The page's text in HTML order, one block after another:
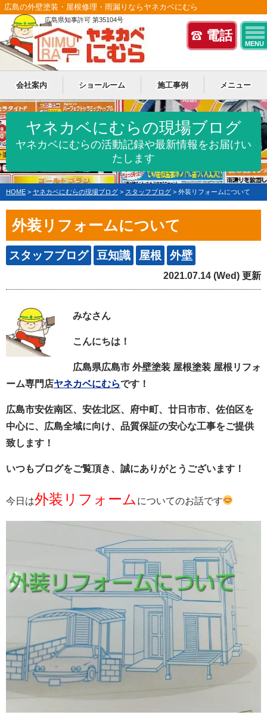
電話
MENU
広島の外壁塗装・屋根修理・雨漏りならヤネカベにむら
広島県知事許可 第35104号
会社案内 ショールーム 施工事例 メニュー
ヤネカベにむらの現場ブログ
ヤネカベにむらの活動記録や最新情報をお届けい
たします
HOME > ヤネカベにむらの現場ブログ > スタッフブログ > 外装リフォームについて
外装リフォームについて
スタッフブログ 豆知識 屋根 外壁
2021.07.14 (Wed) 更新
みなさん
こんにちは！
広島県広島市 外壁塗装 屋根塗装 屋根リフォ
ーム専門店ヤネカベにむらです！
広島市安佐南区、安佐北区、府中町、廿日市市、佐伯区を
中心に、広島全域に向け、品質保証の安心な工事をご提供
致します！
いつもブログをご覧頂き、誠にありがとうございます！
今日は外装リフォーム についてのお話です